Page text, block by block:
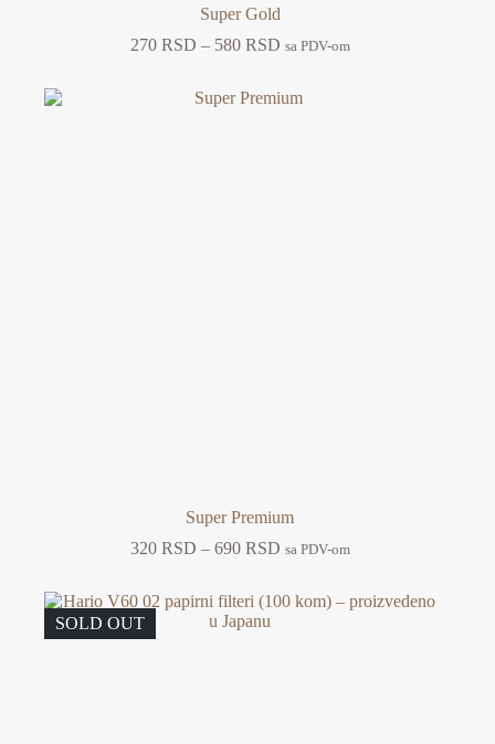
Super Gold
270 RSD – 580 RSDRaspon
270 RSD
sa PDV-om
Super Premium
320 RSD – 690 RSDRaspon
320 RSD
sa PDV-om
SOLD OUT